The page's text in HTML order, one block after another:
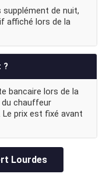
supplément de nuit,
affiché lors de la
?
bancaire lors de la
chauffeur
prix est fixé avant
Lourdes